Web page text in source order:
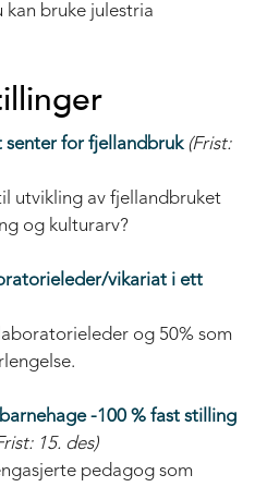
bruke julestria
for fjellandbruk (Frist:
utvikling av fjellandbruket
og kulturarv?
vikariat i ett
og 50% som
-100 % fast stilling
15. des)
pedagog som